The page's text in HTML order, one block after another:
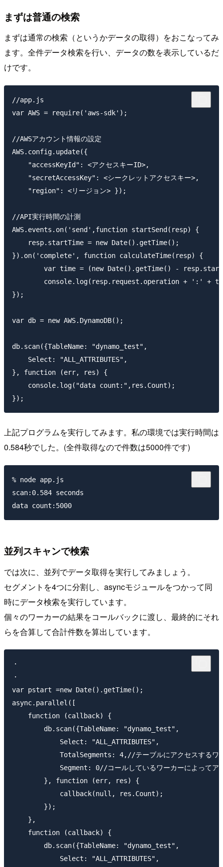
まずは普通の検索
まずは通常の検索（というかデータの取得）をおこなってみ
ます。全件データ検索を行い、データの数を表示しているだ
けです。
//app.js
var AWS = require('aws-sdk');
//AWSアカウント情報の設定
AWS.config.update({
    "accessKeyId": <アクセスキーID>,
    "secretAccessKey": <シークレットアクセスキー>,
    "region": <リージョン> });
//API実行時間の計測
AWS.events.on('send',function startSend(resp) {
    resp.startTime = new Date().getTime();
}).on('complete', function calculateTime(resp) {
var time = (new Date().getTime() -
console.log(resp.request.operation + ':' +
});
var db = new AWS.DynamoDB();
db.scan({TableName: "dynamo_test",
    Select: "ALL_ATTRIBUTES",
}, function (err, res) {
    console.log("data count:",res.Count);
上記プログラムを実行してみます。私の環境では実行時間は
0.584秒でした。(全件取得なので件数は5000件です)
% node app.js
scan:0.584 seconds
並列スキャンで検索
では次に、並列でデータ取得を実行してみましょう。
セグメントを4つに分割し、asyncモジュールをつかって同
時にデータ検索を実行しています。
個々のワーカーの結果をコールバックに渡し、最終的にそれ
らを合算して合計件数を算出しています。
・
・
var pstart =new Date().getTime();
async.parallel([
    function (callback) {
        db.scan({TableName: "dynamo_test",
            Select: "ALL_ATTRIBUTES",
TotalSegments: 4,//テーブルにアクセスするワ
Segment: 0//コールしているワーカーによってア
        }, function (err, res) {
            callback(null, res.Count);
        });
    },
    function (callback) {
        db.scan({TableName: "dynamo_test",
            Select: "ALL_ATTRIBUTES",